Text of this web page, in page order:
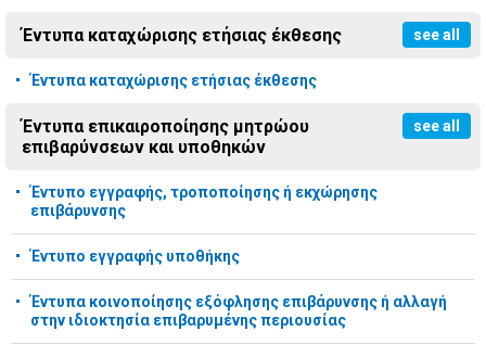
Έντυπα καταχώρισης ετήσιας έκθεσης see all
Έντυπα καταχώρισης ετήσιας έκθεσης
Έντυπα επικαιροποίησης μητρώου
επιβαρύνσεων και υποθηκών
see all
Έντυπο εγγραφής, τροποποίησης ή εκχώρησης
επιβάρυνσης
Έντυπο εγγραφής υποθήκης
Έντυπα κοινοποίησης εξόφλησης επιβάρυνσης ή αλλαγή
στην ιδιοκτησία επιβαρυμένης περιουσίας